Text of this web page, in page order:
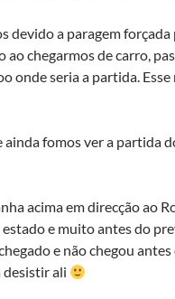
devido a paragem
chegarmos de carro,
onde seria a partida.
fomos ver a partida
acima em direcção ao
e muito antes do
e não chegou
desistir ali